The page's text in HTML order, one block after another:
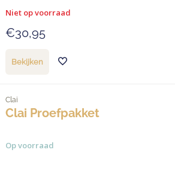
Niet op voorraad
€30,95
Bekijken
Clai
Clai Proefpakket
Op voorraad